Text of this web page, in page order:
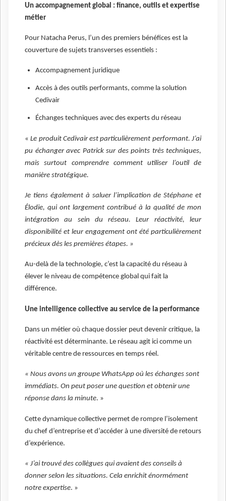
Un accompagnement global : finance, outils et expertise
métier
Pour Natacha Perus, l’un des premiers bénéfices est la
couverture de sujets transverses essentiels :
Accompagnement juridique
Accès à des outils performants, comme la solution
Cedivair
Échanges techniques avec des experts du réseau
«Le produit Cedivair est particulièrement performant. J’ai
pu échanger avec Patrick sur des points très techniques,
mais surtout comprendre comment utiliser l’outil de
manière stratégique.
Je tiens également à saluer l’implication de Stéphane et
Élodie, qui ont largement contribué à la qualité de mon
intégration au sein du réseau. Leur réactivité, leur
disponibilité et leur engagement ont été particulièrement
précieux dès les premières étapes. »
Au-delà de la technologie, c’est la capacité du réseau à
élever le niveau de compétence global qui fait la
différence.
Une intelligence collective au service de la performance
Dans un métier où chaque dossier peut devenir critique, la
réactivité est déterminante. Le réseau agit ici comme un
véritable centre de ressources en temps réel.
« Nous avons un groupe WhatsApp où les échanges sont
immédiats. On peut poser une question et obtenir une
réponse dans la minute. »
Cette dynamique collective permet de rompre l’isolement
du chef d’entreprise et d’accéder à une diversité de retours
d’expérience.
« J’ai trouvé des collègues qui avaient des conseils à
donner selon les situations. Cela enrichit énormément
notre expertise. »